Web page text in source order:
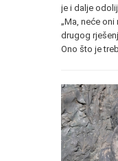
je i dalje
„Ma, neće oni
drugog
Ono što je